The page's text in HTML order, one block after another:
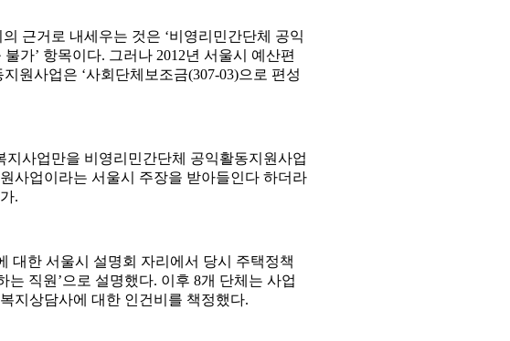
근거로 내세우는 것은 ‘비영리민간단체 공익
가’ 항목이다. 그러나 2012년 서울시 예산편
원사업은 ‘사회단체보조금(307-03)으로 편성
사업만을 비영리민간단체 공익활동지원사업
사업이라는 서울시 주장을 받아들인다 하더라
.
대한 서울시 설명회 자리에서 당시 주택정책
직원’으로 설명했다. 이후 8개 단체는 사업
지상담사에 대한 인건비를 책정했다.